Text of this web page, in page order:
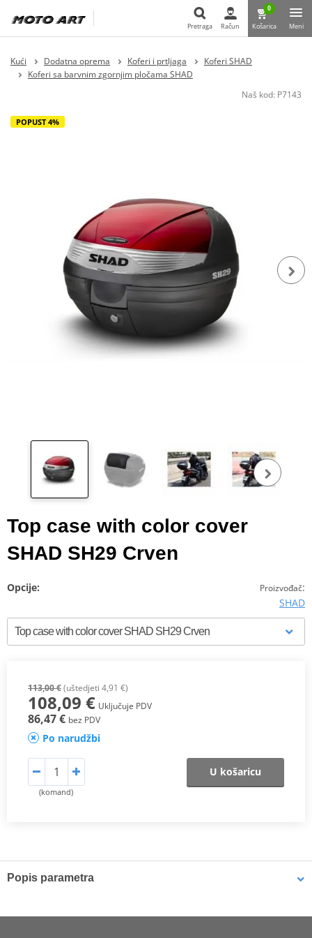
Pretraga
Pretraga Račun
0
Košarica Meni
Kući Dodatna oprema Koferi i prtljaga
Koferi SHAD
Koferi sa barvnim zgornjim pločama SHAD
Naš kod: P7143
POPUST 4%
Top case with color cover
SHAD SH29 Crven
Proizvođač:
SHAD
Opcije:
113,00 €(uštedjeti 4,91 €)
108,09 € Uključuje PDV
86,47 € bez PDV
Po narudžbi
(komand)
U košaricu
Popis parametra